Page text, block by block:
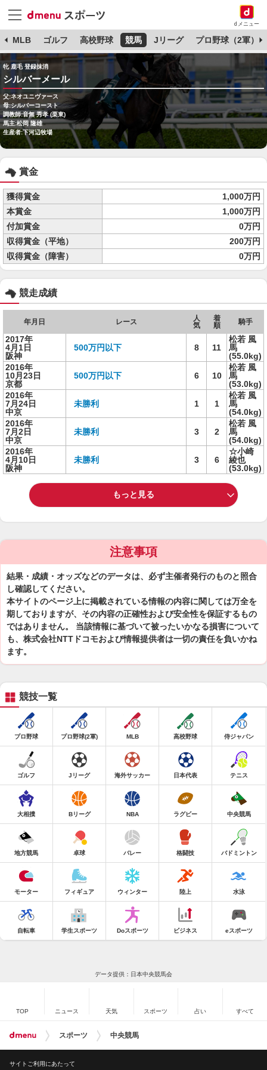
dメニュー
MLB ゴルフ 高校野球 競馬 Jリーグ プロ野球（2軍）
牝 鹿毛 登録抹消
シルバーメール
父:ネオユニヴァース
母:シルバーコースト
調教師:音無 秀孝 (栗東)
馬主:松岡 隆雄
生産者:下河辺牧場
賞金
獲得賞金
1,000万円
本賞金
1,000万円
付加賞金
0万円
収得賞金（平地）
200万円
収得賞金（障害）
0万円
競走成績
年月日 レース
人
気
着
順
騎手
2017年
4月1日
阪神
500万円以下 8 11
松若 風
馬
(55.0kg)
2016年
10月23日
京都
500万円以下 6 10
松若 風
馬
(53.0kg)
2016年
7月24日
中京
未勝利 1 1
松若 風
馬
(54.0kg)
2016年
7月2日
中京
未勝利 3 2
松若 風
馬
(54.0kg)
2016年
4月10日
阪神
未勝利 3 6
☆小崎
綾也
(53.0kg)
もっと見る
注意事項
結果・成績・オッズなどのデータは、必ず主催者発行のものと照合
し確認してください。
本サイトのページ上に掲載されている情報の内容に関しては万全を
期しておりますが、その内容の正確性および安全性を保証するもの
ではありません。 当該情報に基づいて被ったいかなる損害について
も、株式会社NTTドコモおよび情報提供者は一切の責任を負いかね
ます。
競技一覧
プロ野球 プロ野球(2軍) MLB 高校野球 侍ジャパン
ゴルフ Jリーグ 海外サッカー 日本代表 テニス
大相撲 Bリーグ NBA ラグビー 中央競馬
地方競馬 卓球 バレー 格闘技 バドミントン
モーター フィギュア ウィンター 陸上 水泳
自転車 学生スポーツ Doスポーツ ビジネス eスポーツ
データ提供：日本中央競馬会
TOP ニュース 天気 スポーツ 占い すべて
スポーツ 中央競馬
サイトご利用にあたって